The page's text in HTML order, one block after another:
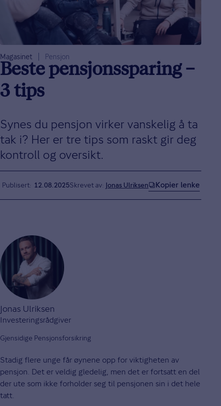
Magasinet Pensjon
Beste pensjonssparing –
3 tips
Synes du pensjon virker vanskelig å ta
tak i? Her er tre tips som raskt gir deg
kontroll og oversikt.
Publisert 12.08.2025Skrevet av: Jonas Ulriksen Kopier lenke
Jonas Ulriksen
Investeringsrådgiver
Gjensidige Pensjonsforsikring
Stadig flere unge får øynene opp for viktigheten av
pensjon. Det er veldig gledelig, men det er fortsatt en del
der ute som ikke forholder seg til pensjonen sin i det hele
tatt.